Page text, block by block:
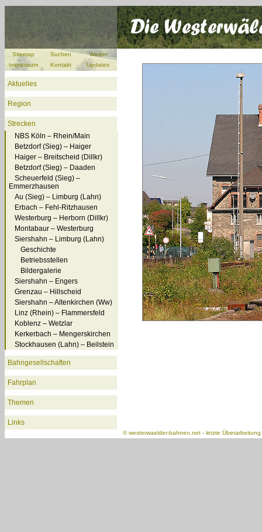
Sitemap Suchen
Wetter
Impressum
Kontakt Updates
Aktuelles
Region
Strecken
NBS Köln – Rhein/Main
Betzdorf (Sieg) – Haiger
Haiger – Breitscheid (Dillkr)
Betzdorf (Sieg) – Daaden
Scheuerfeld (Sieg) –
Emmerzhausen
Au (Sieg) – Limburg (Lahn)
Erbach – Fehl-Ritzhausen
Westerburg – Herborn (Dillkr)
Montabaur – Westerburg
Siershahn – Limburg (Lahn)
Geschichte
Betriebsstellen
Bildergalerie
Siershahn – Engers
Grenzau – Hillscheid
Siershahn – Altenkirchen (Ww)
Linz (Rhein) – Flammersfeld
Koblenz – Wetzlar
Kerkerbach – Mengerskirchen
Stockhausen (Lahn) – Beilstein
Bahngesellschaften
Fahrplan
Themen
Links
©westerwaelder-bahnen.net - letzte